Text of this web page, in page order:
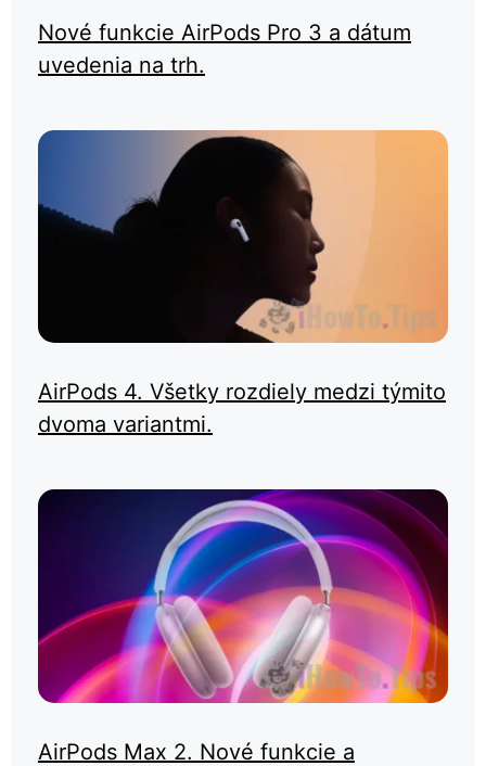
Nové funkcie AirPods Pro 3 a dátum
uvedenia na trh.
AirPods 4. Všetky rozdiely medzi týmito
dvoma variantmi.
AirPods Max 2. Nové funkcie a